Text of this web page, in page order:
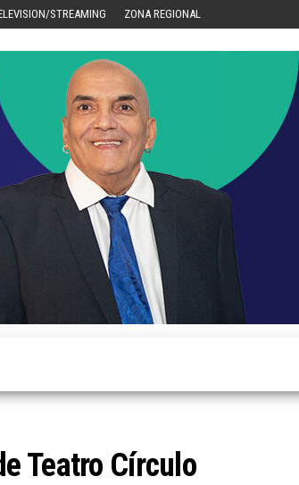
STREAMING ZONA REGIONAL
Teatro Círculo